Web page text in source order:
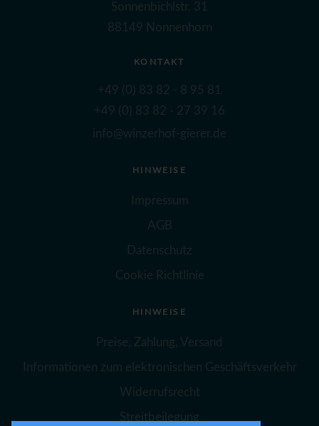
Sonnenbichlstr. 31
88149 Nonnenhorn
KONTAKT
+49 (0) 83 82 - 8 95 81
+49 (0) 83 82 - 27 39 16
info@winzerhof-gierer.de
HINWEISE
Impressum
AGB
Datenschutz
Cookie Richtlinie
HINWEISE
Preise, Zahlung, Versand
Informationen zum elektronischen Geschäftsverkehr
Widerrufsrecht
Streitbeilegung